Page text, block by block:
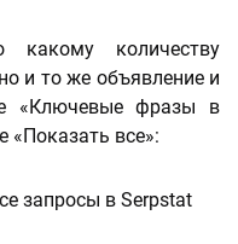
количеству
и то же объявление и
«Ключевые фразы в
«Показать все»: